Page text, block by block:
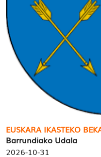
EUSKARA IKASTEKO
Barrundiako Udala
2026-10-31